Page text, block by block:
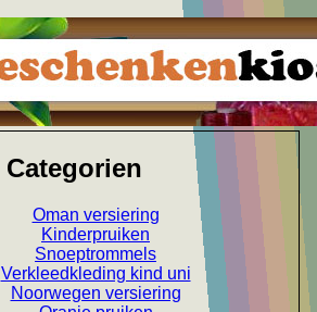
Categorien
Oman versiering
Kinderpruiken
Snoeptrommels
Verkleedkleding kind uni
Noorwegen versiering